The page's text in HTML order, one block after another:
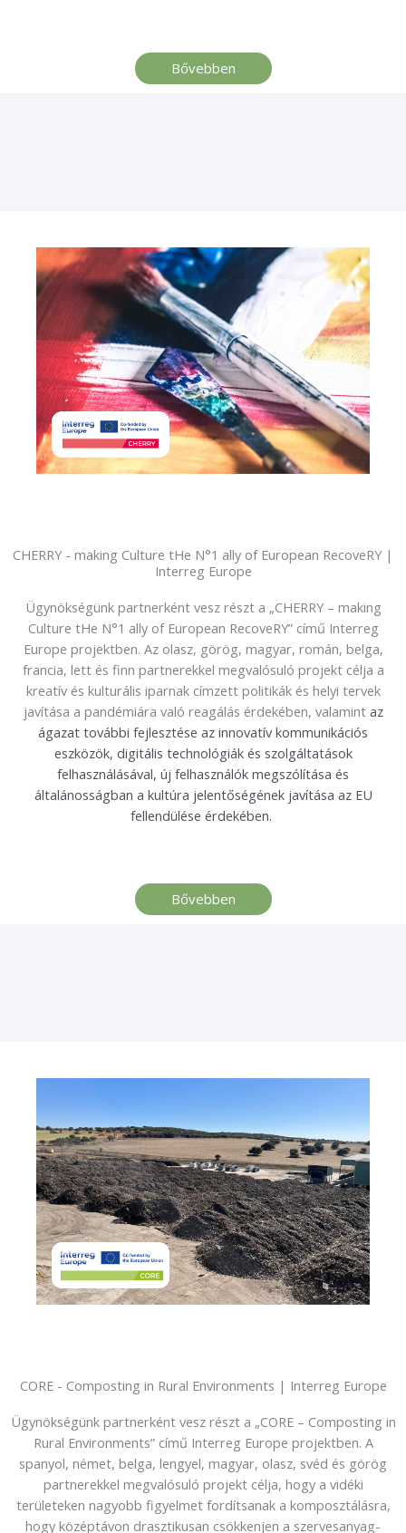
Bővebben
CHERRY - making Culture tHe N°1 ally of European RecoveRY |
Interreg Europe
Ügynökségünk partnerként vesz részt a „CHERRY – making
Culture tHe N°1 ally of European RecoveRY” című Interreg
Europe projektben. Az olasz, görög, magyar, román, belga,
francia, lett és finn partnerekkel megvalósuló projekt célja a
kreatív és kulturális iparnak címzett politikák és helyi tervek
javítása a pandémiára való reagálás érdekében, valamint az
ágazat további fejlesztése az innovatív kommunikációs
eszközök, digitális technológiák és szolgáltatások
felhasználásával, új felhasználók megszólítása és
általánosságban a kultúra jelentőségének javítása az EU
fellendülése érdekében.
Bővebben
CORE - Composting in Rural Environments | Interreg Europe
Ügynökségünk partnerként vesz részt a „CORE – Composting in
Rural Environments” című Interreg Europe projektben. A
spanyol, német, belga, lengyel, magyar, olasz, svéd és görög
partnerekkel megvalósuló projekt célja, hogy a vidéki
területeken nagyobb figyelmet fordítsanak a komposztálásra,
hogy középtávon drasztikusan csökkenjen a szervesanyag-